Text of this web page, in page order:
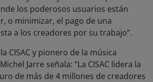
los poderosos usuarios están
o minimizar, el pago de una
a los creadores por su trabajo”.
CISAC y pionero de la música
Jarre señala: “La CISAC lidera la
de más de 4 millones de creadores